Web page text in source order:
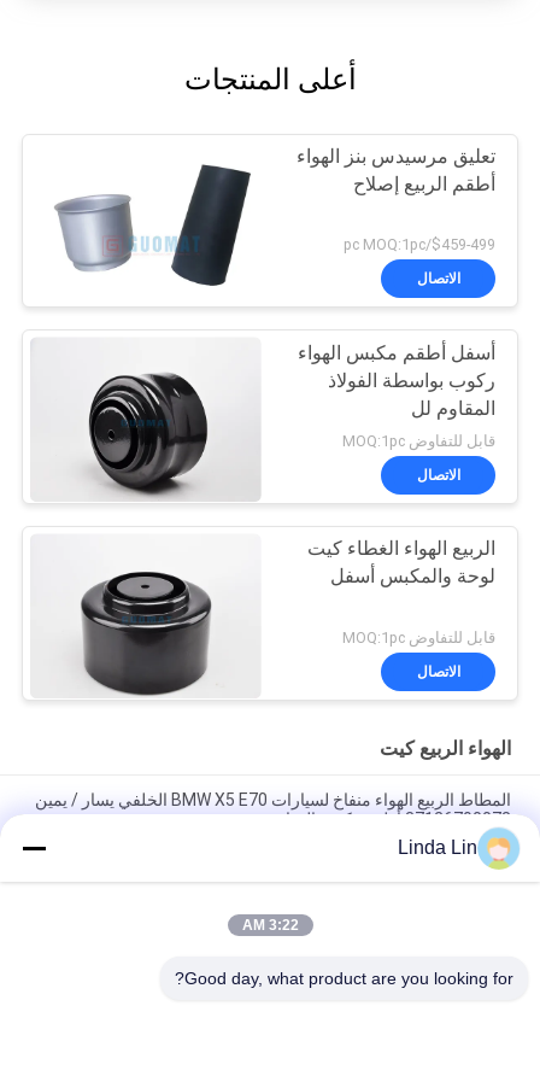
أعلى المنتجات
تعليق مرسيدس بنز الهواء
أطقم الربيع إصلاح
$459-499/pc MOQ:1pc
الاتصال
أسفل أطقم مكبس الهواء
ركوب بواسطة الفولاذ
المقاوم لل
قابل للتفاوض MOQ:1pc
الاتصال
الربيع الهواء الغطاء كيت
لوحة والمكبس أسفل
قابل للتفاوض MOQ:1pc
الاتصال
الهواء الربيع كيت
المطاط الربيع الهواء منفاخ لسيارات BMW X5 E70 الخلفي يسار / يمين
37126790078 أطقم ركوب الهواء
v 1 e 26 a
Linda Lin
3:22 AM
Good day, what product are you looking for?